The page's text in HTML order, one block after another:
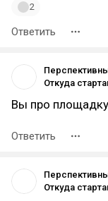
2
Ответить
Вы про
Ответить